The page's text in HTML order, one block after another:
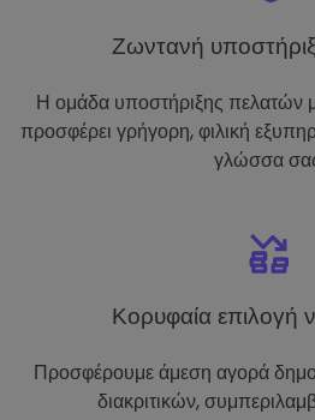
Ζωντανή
Η ομάδα υποστήριξης πελατών
προσφέρει γρήγορη, φιλική
γλώσσα
Κορυφαία επιλογή
Προσφέρουμε άμεση αγορά
διακριτικών,